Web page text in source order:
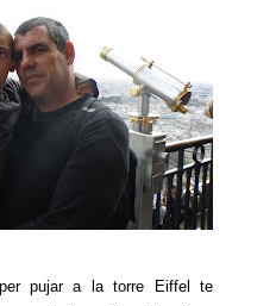
pujar a la torre Eiffel te